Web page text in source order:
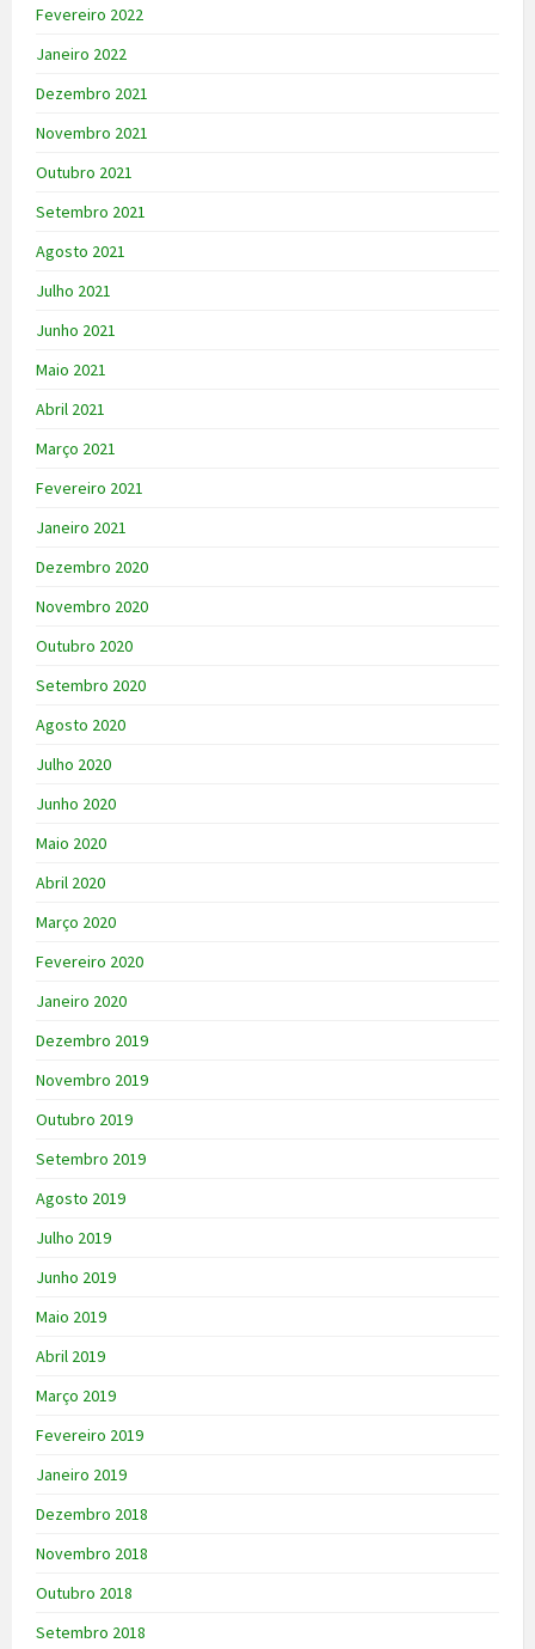
Fevereiro 2022
Janeiro 2022
Dezembro 2021
Novembro 2021
Outubro 2021
Setembro 2021
Agosto 2021
Julho 2021
Junho 2021
Maio 2021
Abril 2021
Março 2021
Fevereiro 2021
Janeiro 2021
Dezembro 2020
Novembro 2020
Outubro 2020
Setembro 2020
Agosto 2020
Julho 2020
Junho 2020
Maio 2020
Abril 2020
Março 2020
Fevereiro 2020
Janeiro 2020
Dezembro 2019
Novembro 2019
Outubro 2019
Setembro 2019
Agosto 2019
Julho 2019
Junho 2019
Maio 2019
Abril 2019
Março 2019
Fevereiro 2019
Janeiro 2019
Dezembro 2018
Novembro 2018
Outubro 2018
Setembro 2018